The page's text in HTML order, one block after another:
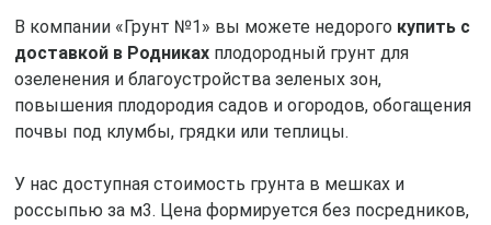
В компании «Грунт №1» вы можете недорого купить с
доставкой в Родникахплодородный грунт для
озеленения и благоустройства зеленых зон,
повышения плодородия садов и огородов, обогащения
почвы под клумбы, грядки или теплицы.
У нас доступная стоимость грунта в мешках и
россыпью за м3. Цена формируется без посредников,